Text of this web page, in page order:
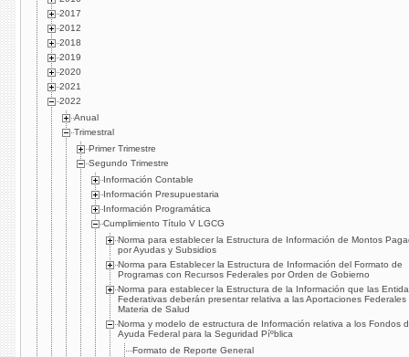
2017
2012
2018
2019
2020
2021
2022
Anual
Trimestral
Primer Trimestre
Segundo Trimestre
Información Contable
Información Presupuestaria
Información Programática
Cumplimiento Tí­tulo V LGCG
Norma para establecer la Estructura de Información de Montos
por Ayudas y Subsidios
Norma para Establecer la Estructura de Información del Formato de
Programas con Recursos Federales por Orden de Gobierno
Norma para establecer la Estructura de la Información que las
Federativas deberán presentar relativa a las Aportaciones Federales
Materia de Salud
Norma y modelo de estructura de Información relativa a los Fondos
Ayuda Federal para la Seguridad Píºblica
Formato de Reporte General